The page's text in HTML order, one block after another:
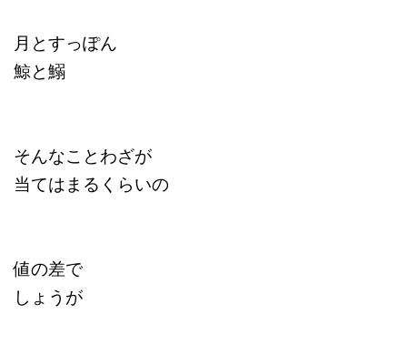
月とすっぽん
鯨と鰯
そんなことわざが
当てはまるくらいの
値の差で
しょうが